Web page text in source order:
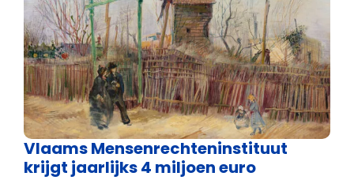
Vlaams Mensenrechteninstituut
krijgt jaarlijks 4 miljoen euro